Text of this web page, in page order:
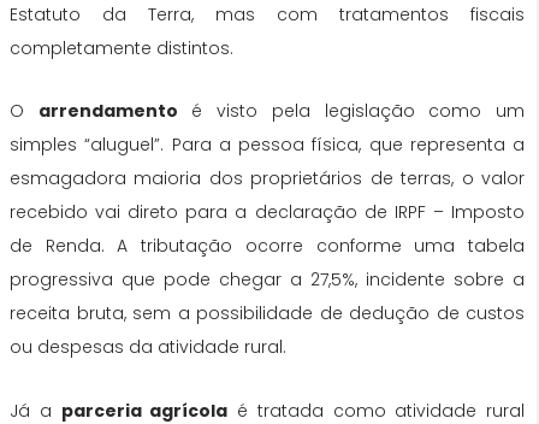
Estatuto da Terra, mas com tratamentos fiscais
completamente distintos.
O arrendamento é visto pela legislação como um
simples “aluguel”. Para a pessoa física, que representa a
esmagadora maioria dos proprietários de terras, o valor
recebido vai direto para a declaração de IRPF – Imposto
de Renda. A tributação ocorre conforme uma tabela
progressiva que pode chegar a 27,5%, incidente sobre a
receita bruta, sem a possibilidade de dedução de custos
ou despesas da atividade rural.
Já a parceria agrícola é tratada como atividade rural